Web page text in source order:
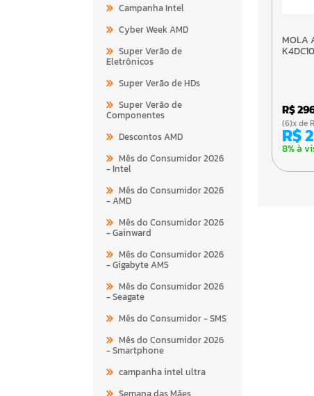
Campanha Intel
Cyber Week AMD
Super Verão de
Eletrônicos
Super Verão de HDs
Super Verão de
Componentes
Descontos AMD
Mês do Consumidor 2026
- Intel
Mês do Consumidor 2026
- AMD
Mês do Consumidor 2026
- Gainward
Mês do Consumidor 2026
- Gigabyte AM5
Mês do Consumidor 2026
- Seagate
Mês do Consumidor - SMS
Mês do Consumidor 2026
- Smartphone
campanha intel ultra
Semana das Mães
MOLA AEREA DS-
R$
R$
8% à
(6)x